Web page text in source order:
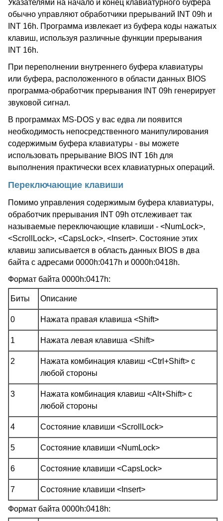
Указателями на начало и конец клавиатурного буфера
обычно управляют обработчики прерываний INT 09h и
INT 16h. Программа извлекает из буфера коды нажатых
клавиш, используя различные функции прерывания
INT 16h.
При переполнении внутреннего буфера клавиатуры
или буфера, расположенного в области данных BIOS
программа-обработчик прерывания INT 09h генерирует
звуковой сигнал.
В программах MS-DOS у вас едва ли появится
необходимость непосредственного манипулирования
содержимым буфера клавиатуры - вы можете
использовать прерывание BIOS INT 16h для
выполнения практически всех клавиатурных операций.
Переключающие клавиши
Помимо управления содержимым буфера клавиатуры,
обработчик прерывания INT 09h отслеживает так
называемые переключающие клавиши - <NumLock>,
<ScrollLock>, <CapsLock>, <Insert>. Состояние этих
клавиш записывается в область данных BIOS в два
байта с адресами 0000h:0417h и 0000h:0418h.
Формат байта 0000h:0417h:
Биты Описание
0 Нажата правая клавиша <Shift>
1 Нажата левая клавиша <Shift>
2
Нажата комбинация клавиш <Ctrl+Shift> с
любой стороны
3
Нажата комбинация клавиш <Alt+Shift> с
любой стороны
4 Состояние клавиши <ScrollLock>
5 Состояние клавиши <NumLock>
6 Состояние клавиши <CapsLock>
7 Состояние клавиши <Insert>
Формат байта 0000h:0418h: